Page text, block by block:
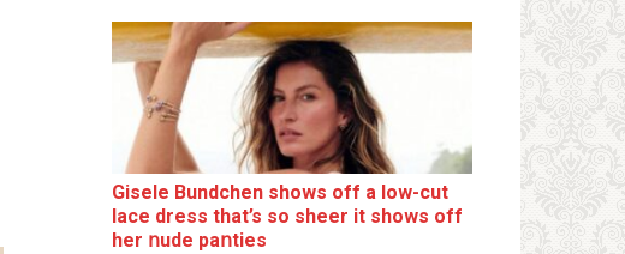
Gisele Bundchen shows off a low-cut
lace dress that’s so sheer it shows off
her ոude paոties